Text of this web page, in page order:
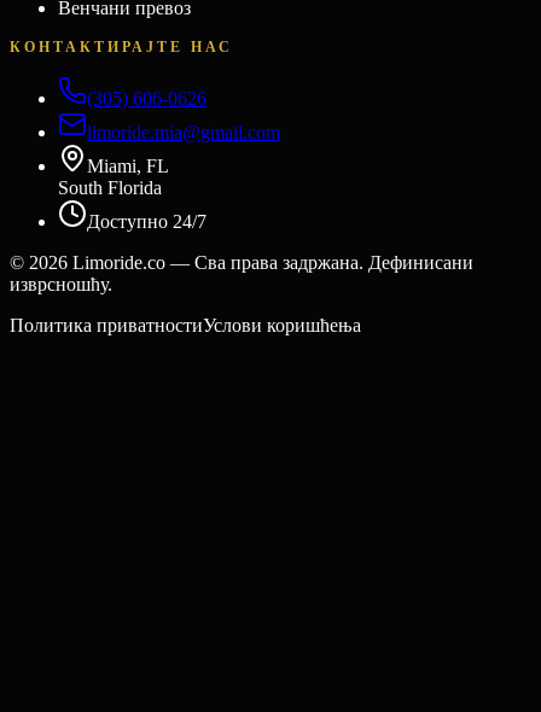
Венчани превоз
КОНТАКТИРАЈТЕ НАС
(305) 606-0626
limoride.mia@gmail.com
Miami, FL
South Florida
Доступно 24/7
© 2026 Limoride.co — Сва права задржана. Дефинисани
изврсношћу.
Политика приватностиУслови коришћења